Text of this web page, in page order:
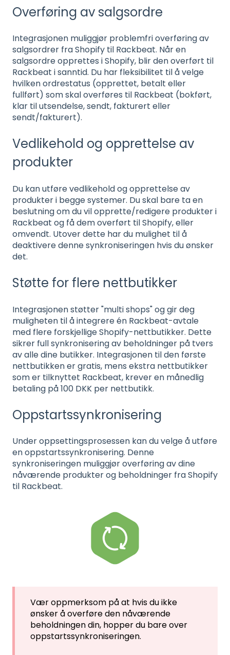
Overføring av salgsordre
Integrasjonen muliggjør problemfri overføring av
salgsordrer fra Shopify til Rackbeat. Når en
salgsordre opprettes i Shopify, blir den overført til
Rackbeat i sanntid. Du har fleksibilitet til å velge
hvilken ordrestatus (opprettet, betalt eller
fullført) som skal overføres til Rackbeat (bokført,
klar til utsendelse, sendt, fakturert eller
sendt/fakturert).
Vedlikehold og opprettelse av
produkter
Du kan utføre vedlikehold og opprettelse av
produkter i begge systemer. Du skal bare ta en
beslutning om du vil opprette/redigere produkter i
Rackbeat og få dem overført til Shopify, eller
omvendt. Utover dette har du mulighet til å
deaktivere denne synkroniseringen hvis du ønsker
det.
Støtte for flere nettbutikker
Integrasjonen støtter "multi shops" og gir deg
muligheten til å integrere én Rackbeat-avtale
med flere forskjellige Shopify-nettbutikker. Dette
sikrer full synkronisering av beholdninger på tvers
av alle dine butikker. Integrasjonen til den første
nettbutikken er gratis, mens ekstra nettbutikker
som er tilknyttet Rackbeat, krever en månedlig
betaling på 100 DKK per nettbutikk.
Oppstartssynkronisering
Under oppsettingsprosessen kan du velge å utføre
en oppstartssynkronisering. Denne
synkroniseringen muliggjør overføring av dine
nåværende produkter og beholdninger fra Shopify
til Rackbeat.
Vær oppmerksom på at hvis du ikke
ønsker å overføre den nåværende
beholdningen din, hopper du bare over
oppstartssynkroniseringen.